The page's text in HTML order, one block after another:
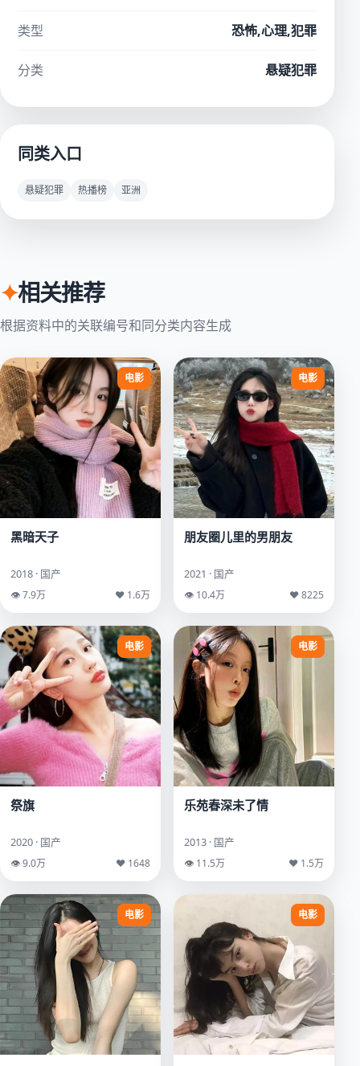
类型 恐怖,心理,犯罪
分类 悬疑犯罪
同类入口
悬疑犯罪 热播榜 亚洲
✦相关推荐
根据资料中的关联编号和同分类内容生成
电影
黑暗天子
2018 · 国产
👁 7.9万 ♥ 1.6万
电影
朋友圈儿里的男朋友
2021 · 国产
👁 10.4万 ♥ 8225
电影
祭旗
2020 · 国产
👁 9.0万 ♥ 1648
电影
乐苑春深未了情
2013 · 国产
👁 11.5万 ♥ 1.5万
电影 电影